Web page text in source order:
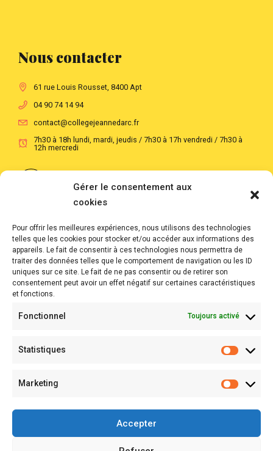
Gérer le consentement aux
cookies
Pour offrir les meilleures expériences, nous utilisons des technologies
telles que les cookies pour stocker et/ou accéder aux informations des
appareils. Le fait de consentir à ces technologies nous permettra de
traiter des données telles que le comportement de navigation ou les ID
uniques sur ce site. Le fait de ne pas consentir ou de retirer son
consentement peut avoir un effet négatif sur certaines caractéristiques
et fonctions.
Fonctionnel Toujours activé
Statistiques
Marketing
Accepter
Nous contacter
61 rue Louis Rousset, 8400 Apt
04 90 74 14 94
contact@collegejeannedarc.fr
7h30 à 18h lundi, mardi, jeudis / 7h30 à 17h vendredi / 7h30 à
12h mercredi
Liens rapides...
École Directe
École du Sacré Cœur
Direction diocésaine
...et amis
Secrétariat de l’enseignement catholique